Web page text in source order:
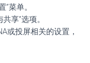
菜单。
享”选项。
或投屏相关的设置，